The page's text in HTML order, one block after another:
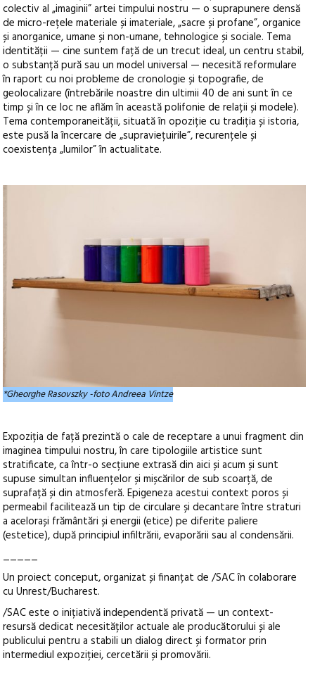
colectiv al „imaginii” artei timpului nostru — o suprapunere densă
de micro-rețele materiale și imateriale, „sacre și profane”, organice
și anorganice, umane și non-umane, tehnologice și sociale. Tema
identității — cine suntem față de un trecut ideal, un centru stabil,
o substanță pură sau un model universal — necesită reformulare
în raport cu noi probleme de cronologie și topografie, de
geolocalizare (întrebările noastre din ultimii 40 de ani sunt în ce
timp și în ce loc ne aflăm în această polifonie de relații și modele).
Tema contemporaneității, situată în opoziție cu tradiția și istoria,
este pusă la încercare de „supraviețuirile”, recurențele și
coexistența „lumilor” în actualitate.
*Gheorghe Rasovszky -foto Andreea Vintze
Expoziția de față prezintă o cale de receptare a unui fragment din
imaginea timpului nostru, în care tipologiile artistice sunt
stratificate, ca într-o secțiune extrasă din aici și acum și sunt
supuse simultan influențelor și mișcărilor de sub scoarță, de
suprafață și din atmosferă. Epigeneza acestui context poros și
permeabil facilitează un tip de circulare și decantare între straturi
a acelorași frământări și energii (etice) pe diferite paliere
(estetice), după principiul infiltrării, evaporării sau al condensării.
_____
Un proiect conceput, organizat și finanțat de /SAC în colaborare
cu Unrest/Bucharest.
/SAC este o inițiativă independentă privată — un context-
resursă dedicat necesităților actuale ale producătorului și ale
publicului pentru a stabili un dialog direct și formator prin
intermediul expoziției, cercetării și promovării.